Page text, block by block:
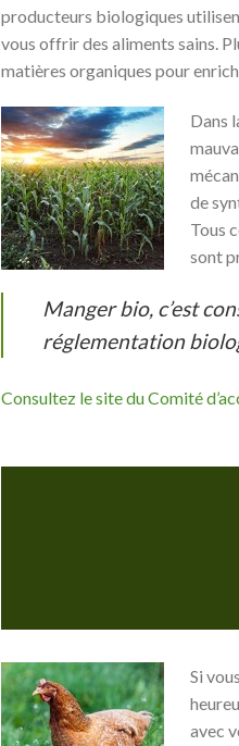
producteurs biologiques
vous offrir des aliments sains.
matières organiques pour
Dans
de
Tous
sont
Manger bio, c’est
réglementation
Consultez le site du Comité
Si
avec